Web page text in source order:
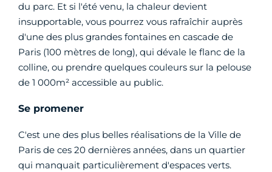
du parc. Et si l'été venu, la chaleur devient
insupportable, vous pourrez vous rafraîchir auprès
d'une des plus grandes fontaines en cascade de
Paris (100 mètres de long), qui dévale le flanc de la
colline, ou prendre quelques couleurs sur la pelouse
de 1 000m² accessible au public.
Se promener
C'est une des plus belles réalisations de la Ville de
Paris de ces 20 dernières années, dans un quartier
qui manquait particulièrement d'espaces verts.